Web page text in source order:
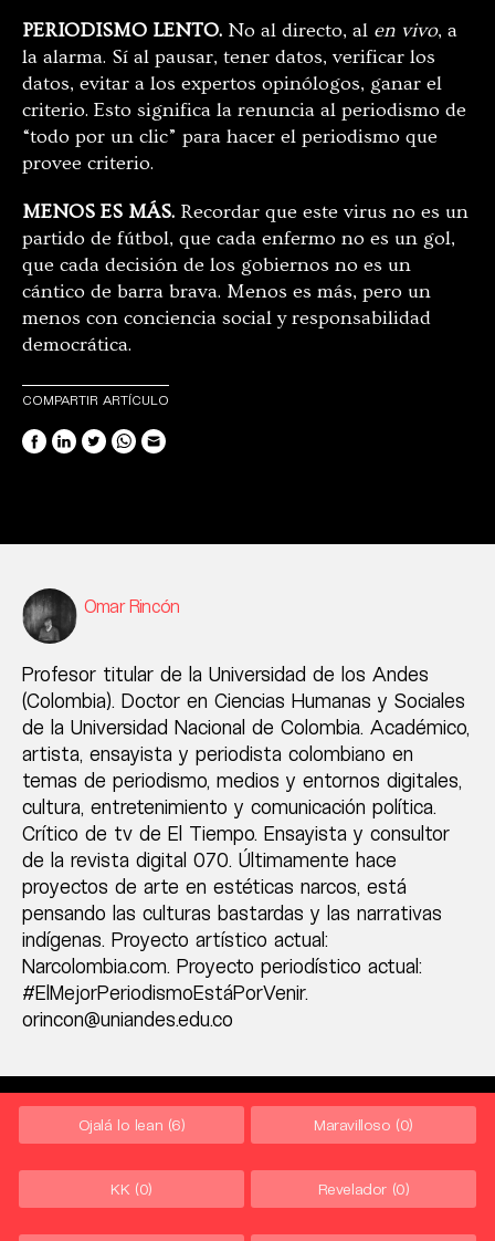
PERIODISMO LENTO. No al directo, al en vivo, a
la alarma. Sí al pausar, tener datos, verificar los
datos, evitar a los expertos opinólogos, ganar el
criterio. Esto significa la renuncia al periodismo de
“todo por un clic” para hacer el periodismo que
provee criterio.
MENOS ES MÁS. Recordar que este virus no es un
partido de fútbol, que cada enfermo no es un gol,
que cada decisión de los gobiernos no es un
cántico de barra brava. Menos es más, pero un
menos con conciencia social y responsabilidad
democrática.
COMPARTIR ARTÍCULO
Omar Rincón
Profesor titular de la Universidad de los Andes
(Colombia). Doctor en Ciencias Humanas y Sociales
de la Universidad Nacional de Colombia. Académico,
artista, ensayista y periodista colombiano en
temas de periodismo, medios y entornos digitales,
cultura, entretenimiento y comunicación política.
Crítico de tv de El Tiempo. Ensayista y consultor
de la revista digital 070. Últimamente hace
proyectos de arte en estéticas narcos, está
pensando las culturas bastardas y las narrativas
indígenas. Proyecto artístico actual:
Narcolombia.com. Proyecto periodístico actual:
#ElMejorPeriodismoEstáPorVenir.
orincon@uniandes.edu.co
Ojalá lo lean (6) Maravilloso (0)
KK (0) Revelador (0)